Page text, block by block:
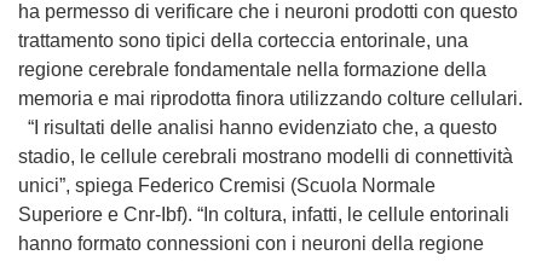
ha permesso di verificare che i neuroni prodotti con questo
trattamento sono tipici della corteccia entorinale, una
regione cerebrale fondamentale nella formazione della
memoria e mai riprodotta finora utilizzando colture cellulari.
“I risultati delle analisi hanno evidenziato che, a questo
stadio, le cellule cerebrali mostrano modelli di connettività
unici”, spiega Federico Cremisi (Scuola Normale
Superiore e Cnr-Ibf). “In coltura, infatti, le cellule entorinali
hanno formato connessioni con i neuroni della regione